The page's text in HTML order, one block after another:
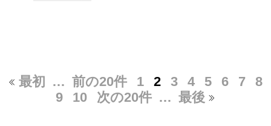
最初 … 前の20件 1 2 3 4 5 6 7
8
9
10 次の20件 … 最後